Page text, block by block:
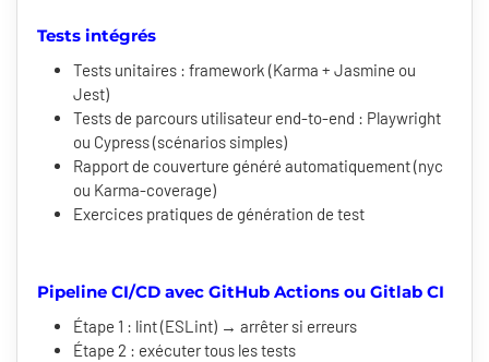
Tests intégrés
Tests unitaires : framework (Karma + Jasmine ou
Jest)
Tests de parcours utilisateur end-to-end : Playwright
ou Cypress (scénarios simples)
Rapport de couverture généré automatiquement (nyc
ou Karma-coverage)
Exercices pratiques de génération de test
Pipeline CI/CD avec GitHub Actions ou Gitlab CI
Étape 1 : lint (ESLint) → arrêter si erreurs
Étape 2 : exécuter tous les tests